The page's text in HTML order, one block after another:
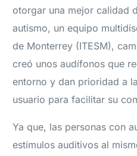
otorgar una mejor calidad
autismo, un equipo
de Monterrey (ITESM),
creó unos audífonos que
entorno y dan prioridad a
usuario para facilitar su
Ya que, las personas con
estímulos auditivos al